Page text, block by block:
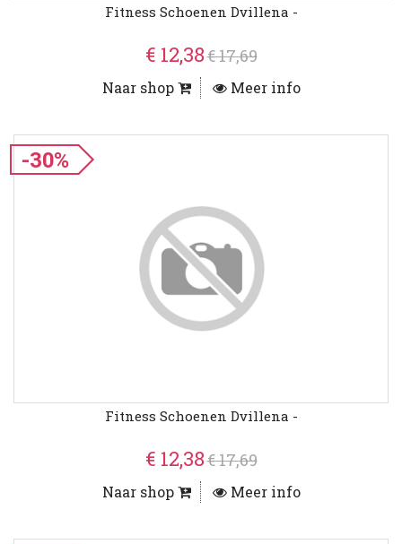
Fitness Schoenen Dvillena -
€ 12,38€ 17,69
Naar shop Meer info
-30%
Fitness Schoenen Dvillena -
€ 12,38€ 17,69
Naar shop Meer info